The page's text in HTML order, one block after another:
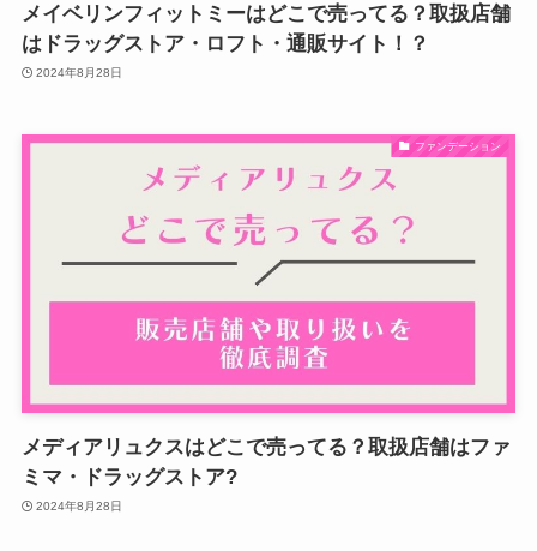
メイベリンフィットミーはどこで売ってる？取扱店舗
はドラッグストア・ロフト・通販サイト！？
2024年8月28日
ファンデーション
メディアリュクスはどこで売ってる？取扱店舗はファ
ミマ・ドラッグストア?
2024年8月28日